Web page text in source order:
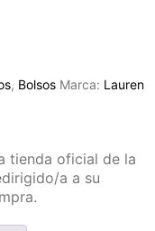
, Bolsos Marca: Lauren
tienda oficial de la
a a su